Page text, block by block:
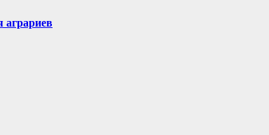
аграриев